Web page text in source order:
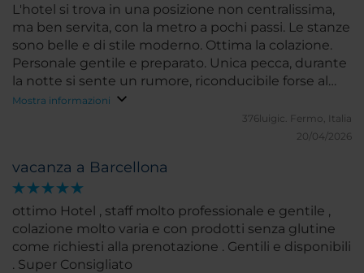
L'hotel si trova in una posizione non centralissima,
ma ben servita, con la metro a pochi passi. Le stanze
sono belle e di stile moderno. Ottima la colazione.
Personale gentile e preparato. Unica pecca, durante
la notte si sente un rumore, riconducibile forse al
sistema di areazione, un po' fastidioso.
Mostra informazioni
376luigic.
Fermo, Italia
20/04/2026
vacanza a Barcellona
ottimo Hotel , staff molto professionale e gentile ,
colazione molto varia e con prodotti senza glutine
come richiesti alla prenotazione . Gentili e disponibili
. Super Consigliato